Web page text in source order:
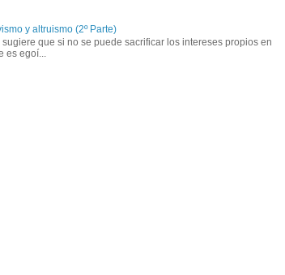
y altruismo (2º Parte)
sugiere que si no se puede sacrificar los intereses propios en
es egoí...